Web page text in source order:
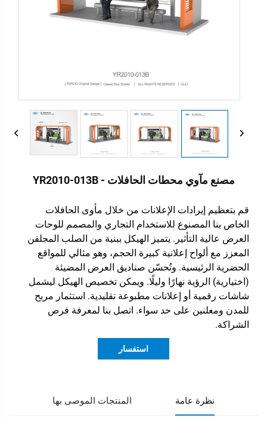
مصنع مآوي محطات الحافلات - YR2010-013B
قم بتعظيم إيرادات الإعلانات من خلال مأوى الحافلات
الخاص بنا المصنوع للاستخدام التجاري والمصمم للوحات
العرض عالية التأثير. يتميز الهيكل ببنية من الصلب المجلفن
المعزز مع ألواح إعلانية كبيرة الحجم، وهو مثالي للمواقع
الحضرية الرئيسية. وتُحسّن صناديق العرض المضيئة
(اختيارية) الرؤية نهارًا وليلًا. ويمكن تخصيص الهيكل ليشمل
شاشات رقمية أو إعلانات مطبوعة تقليدية. استثمار مربح
للمدن ومعلنين على حد سواء. اتصل بنا لمعرفة فرص
الشراكة.
استفسار
نظرة عامة المنتجات الموصى بها